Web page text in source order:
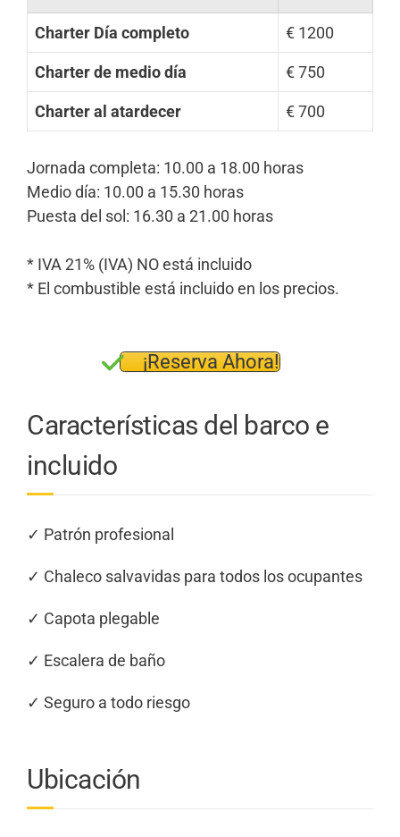
Charter Día completo € 1200
Charter de medio día € 750
Charter al atardecer € 700
Jornada completa: 10.00 a 18.00 horas
Medio día: 10.00 a 15.30 horas
Puesta del sol: 16.30 a 21.00 horas
* IVA 21% (IVA) NO está incluido
* El combustible está incluido en los precios.
¡Reserva Ahora!
Características del barco e
incluido
✓ Patrón profesional
✓ Chaleco salvavidas para todos los ocupantes
✓ Capota plegable
✓ Escalera de baño
✓ Seguro a todo riesgo
Ubicación